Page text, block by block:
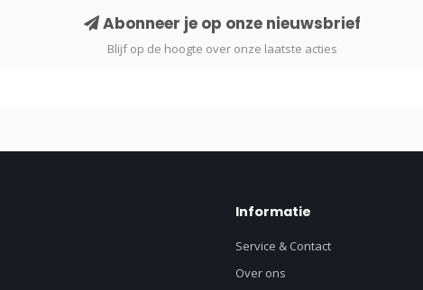
Abonneer je op onze nieuwsbrief
Blijf op de hoogte over onze laatste acties
Informatie
Service & Contact
Over ons